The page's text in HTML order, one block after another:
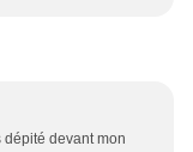
dépité devant mon